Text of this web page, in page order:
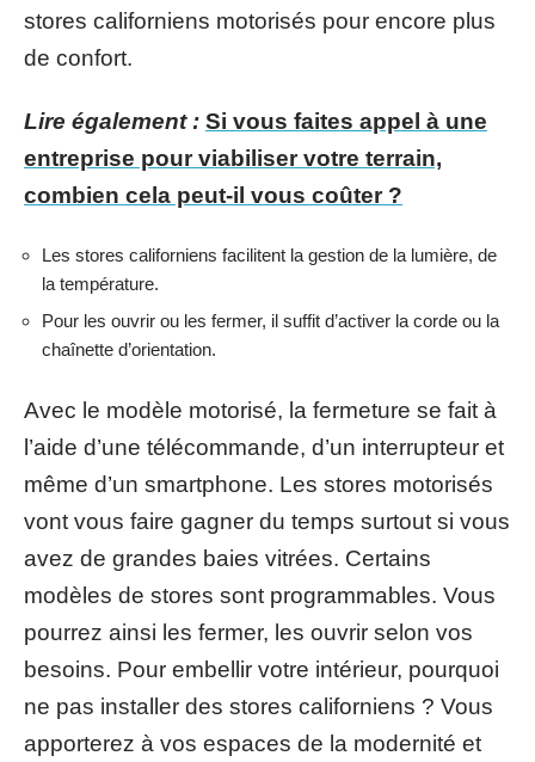
stores californiens motorisés pour encore plus
de confort.
Lire également : Si vous faites appel à une
entreprise pour viabiliser votre terrain,
combien cela peut-il vous coûter ?
Les stores californiens facilitent la gestion de la lumière, de
la température.
Pour les ouvrir ou les fermer, il suffit d’activer la corde ou la
chaînette d’orientation.
Avec le modèle motorisé, la fermeture se fait à
l’aide d’une télécommande, d’un interrupteur et
même d’un smartphone. Les stores motorisés
vont vous faire gagner du temps surtout si vous
avez de grandes baies vitrées. Certains
modèles de stores sont programmables. Vous
pourrez ainsi les fermer, les ouvrir selon vos
besoins. Pour embellir votre intérieur, pourquoi
ne pas installer des stores californiens ? Vous
apporterez à vos espaces de la modernité et